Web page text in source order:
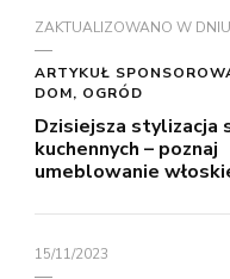
ZAKTUALIZOWANO W DNIU
ARTYKUŁ
DOM, OGRÓD
Dzisiejsza stylizacja
kuchennych – poznaj
umeblowanie
15/11/2023